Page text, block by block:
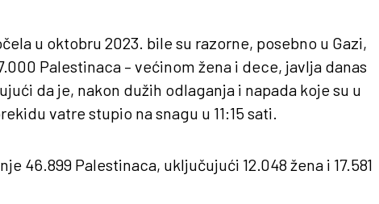
u oktobru 2023. bile su razorne, posebno u Gazi,
Palestinaca – većinom žena i dece, javlja danas
da je, nakon dužih odlaganja i napada koje su u
vatre stupio na snagu u 11:15 sati.
46.899 Palestinaca, uključujući 12.048 žena i 17.581